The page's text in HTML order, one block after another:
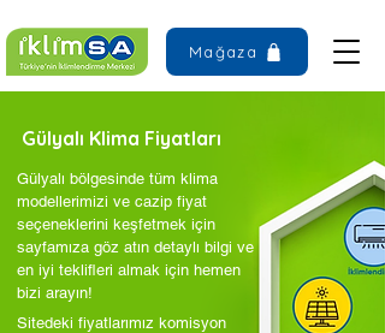
Mağaza
Gülyalı Klima Fiyatları
Gülyalı bölgesinde tüm klima
modellerimizi ve cazip fiyat
seçeneklerini keşfetmek için
sayfamıza göz atın detaylı bilgi ve
en iyi teklifleri almak için hemen
bizi arayın!
Sitedeki fiyatlarımız komisyon